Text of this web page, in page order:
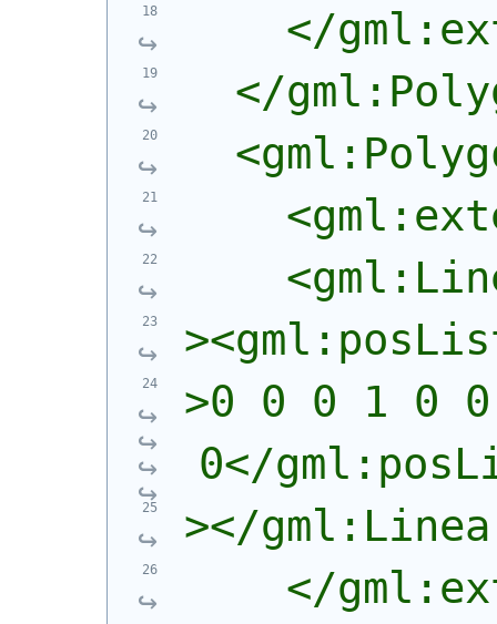
</
</
>0 0 0 1 0
0</
></
</